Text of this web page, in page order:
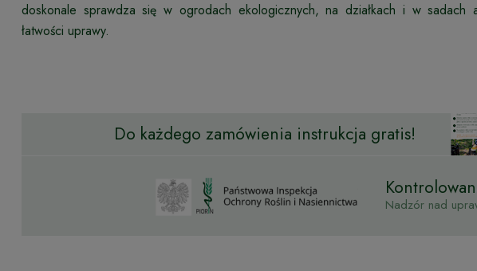
doskonale sprawdza się w ogrodach ekologicznych, na działkach i w sadach
łatwości uprawy.
Do każdego zamówienia instrukcja gratis!
Nadzór nad